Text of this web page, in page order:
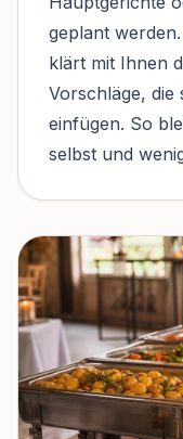
geplant
klärt mit Ihnen
Vorschläge,
einfügen. So
selbst und